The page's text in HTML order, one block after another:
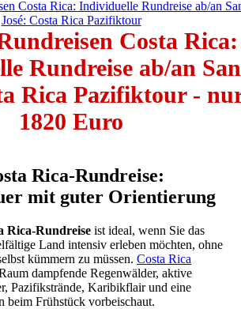
Costa Rica:
Rundreise ab/an San
Rica Pazifiktour -
1820 Euro
Rica-Rundreise:
mit guter Orientierung
Rica-Rundreise ist ideal, wenn Sie das
Land intensiv erleben möchten, ohne
kümmern zu müssen. Costa Rica
dampfende Regenwälder, aktive
Pazifikstrände, Karibikflair und eine
beim Frühstück vorbeischaut.